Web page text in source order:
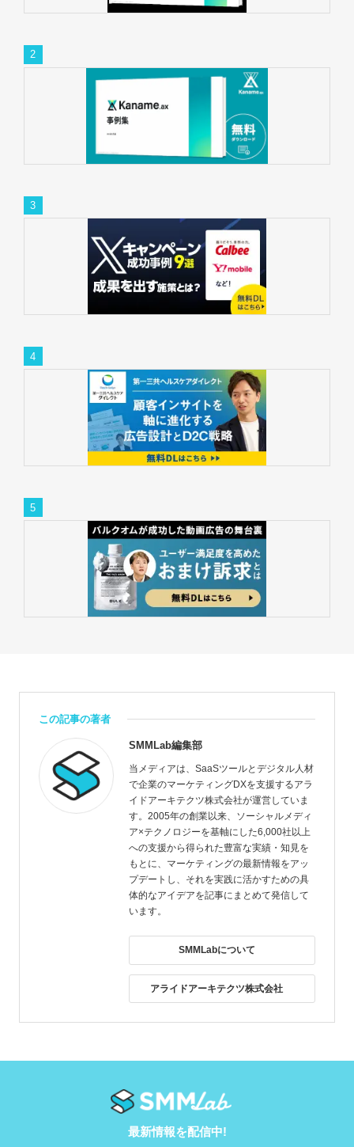
この記事の著者
SMMLab編集部
当メディアは、SaaSツールとデジタル人材
で企業のマーケティングDXを支援するアラ
イドアーキテクツ株式会社が運営していま
す。2005年の創業以来、ソーシャルメディ
ア×テクノロジーを基軸にした6,000社以上
への支援から得られた豊富な実績・知見を
もとに、マーケティングの最新情報をアッ
プデートし、それを実践に活かすための具
体的なアイデアを記事にまとめて発信して
います。
SMMLabについて
アライドアーキテクツ株式会社
最新情報を配信中!